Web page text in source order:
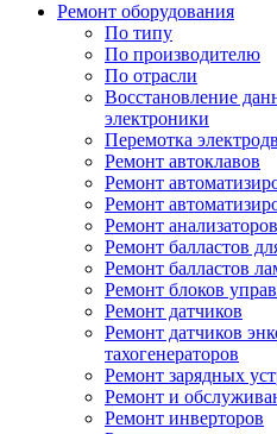
Ремонт оборудования
По типу
По производителю
По отрасли
Восстановление
электроники
Перемотка
Ремонт автоклавов
Ремонт
Ремонт
Ремонт анализаторов
Ремонт балластов
Ремонт балластов
Ремонт блоков
Ремонт датчиков
Ремонт датчиков
тахогенераторов
Ремонт зарядных
Ремонт и
Ремонт инверторов